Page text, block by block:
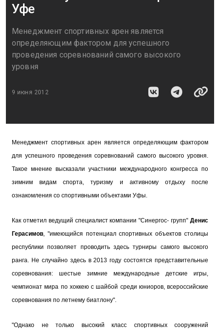
Уфе
Менеджмент спортивных арен является
определяющим фактором для успешного
проведения соревнований самого высокого
уровня
9 июня 2012
Менеджмент спортивных арен является определяющим фактором
для успешного проведения соревнований самого высокого уровня.
Такое мнение высказали участники международного конгресса по
зимним видам спорта, туризму и активному отдыху после
ознакомления со спортивными объектами Уфы.
Как отметил ведущий специалист компании "Синергос- групп" Денис
Герасимов, "имеющийся потенциал спортивных объектов столицы
республики позволяет проводить здесь турниры самого высокого
ранга. Не случайно здесь в 2013 году состоятся представительные
соревнования: шестые зимние международные детские игры,
чемпионат мира по хоккею с шайбой среди юниоров, всероссийские
соревнования по летнему биатлону".
"Однако не только высокий класс спортивных сооружений